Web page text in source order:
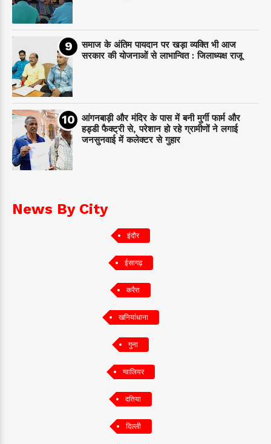
समाज के अंतिम पायदान पर‌ खड़ा व्यक्ति भी आज
सरकार की योजनाओं से लाभान्वित : जिलाध्यक्ष राजू
आंगनबाड़ी और मंदिर के पास में बनी मुर्गी फार्म और
हड्डी फैक्ट्री से, परेशान हो रहे ग्रामीणों ने लगाई
जनसुनवाई में कलेक्टर से गुहार
News By City
इंदौर
ईसागढ़
करैरा
खनियांधाना
गुना
ग्वालियर
दतिया
दिल्ली